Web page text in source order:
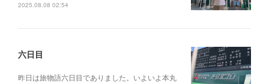
2025.08.08 02:54
六日目
昨日は旅物語六日目でありました。いよいよ本丸